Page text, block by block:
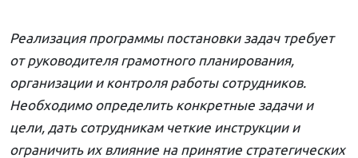
Реализация программы постановки задач требует
от руководителя грамотного планирования,
организации и контроля работы сотрудников.
Необходимо определить конкретные задачи и
цели, дать сотрудникам четкие инструкции и
ограничить их влияние на принятие стратегических